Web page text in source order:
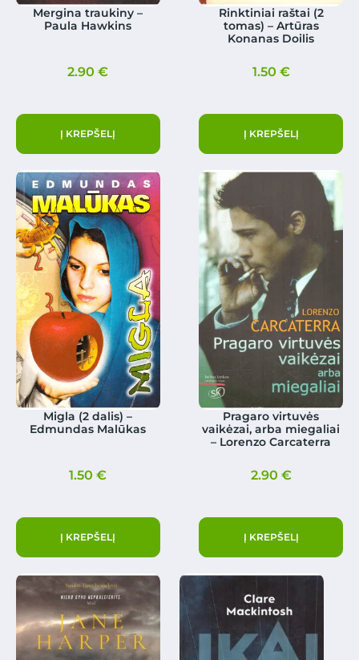
Mergina traukiny –
Paula Hawkins
2.90€
Į KREPŠELĮ
Rinktiniai raštai (2
tomas) – Artūras
Konanas Doilis
1.50 €
Į KREPŠELĮ
Migla (2 dalis) –
Edmundas Malūkas
1.50€
Į KREPŠELĮ
Pragaro virtuvės
vaikėzai, arba miegaliai
– Lorenzo Carcaterra
2.90 €
Į KREPŠELĮ